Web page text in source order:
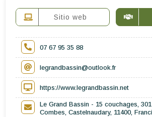
Sitio web
07 67 95 35 88
legrandbassin@outlook.fr
https://www.legrandbassin.net
Le Grand Bassin - 15 couchages,
Combes, Castelnaudary, 11400,